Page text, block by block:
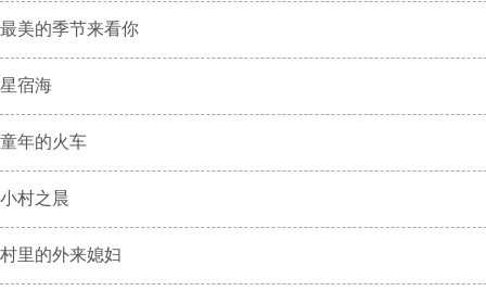
最美的季节来看你
星宿海
童年的火车
小村之晨
村里的外来媳妇